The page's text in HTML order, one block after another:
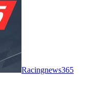
Racingnews365